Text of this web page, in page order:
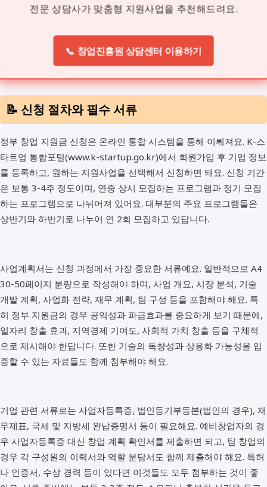
전문 상담사가 맞춤형 지원사업을 추천해드려요.
📞 창업진흥원 상담센터 이용하기
📝 신청 절차와 필수 서류
정부 창업 지원금 신청은 온라인 통합 시스템을 통해 이뤄져요. K-스
타트업 통합포털(www.k-startup.go.kr)에서 회원가입 후 기업 정보
를 등록하고, 원하는 지원사업을 선택해서 신청하면 돼요. 신청 기간
은 보통 3-4주 정도이며, 연중 상시 모집하는 프로그램과 정기 모집
하는 프로그램으로 나뉘어져 있어요. 대부분의 주요 프로그램들은
상반기와 하반기로 나누어 연 2회 모집하고 있답니다.
사업계획서는 신청 과정에서 가장 중요한 서류예요. 일반적으로 A4
30-50페이지 분량으로 작성해야 하며, 사업 개요, 시장 분석, 기술
개발 계획, 사업화 전략, 재무 계획, 팀 구성 등을 포함해야 해요. 특
히 정부 지원금의 경우 공익성과 파급효과를 중요하게 보기 때문에,
일자리 창출 효과, 지역경제 기여도, 사회적 가치 창출 등을 구체적
으로 제시해야 한답니다. 또한 기술의 독창성과 상용화 가능성을 입
증할 수 있는 자료들도 함께 첨부해야 해요.
기업 관련 서류로는 사업자등록증, 법인등기부등본(법인의 경우), 재
무제표, 국세 및 지방세 완납증명서 등이 필요해요. 예비창업자의 경
우 사업자등록증 대신 창업 계획 확인서를 제출하면 되고, 팀 창업의
경우 각 구성원의 이력서와 역할 분담서도 함께 제출해야 해요. 특허
나 인증서, 수상 경력 등이 있다면 이것들도 모두 첨부하는 것이 좋